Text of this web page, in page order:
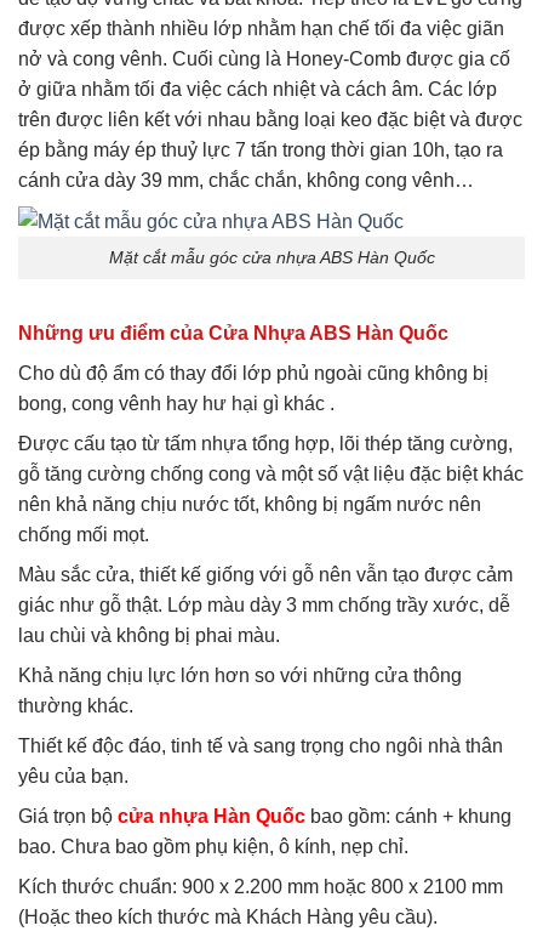
được xếp thành nhiều lớp nhằm hạn chế tối đa việc giãn
nở và cong vênh. Cuối cùng là Honey-Comb được gia cố
ở giữa nhằm tối đa việc cách nhiệt và cách âm. Các lớp
trên được liên kết với nhau bằng loại keo đặc biệt và được
ép bằng máy ép thuỷ lực 7 tấn trong thời gian 10h, tạo ra
cánh cửa dày 39 mm, chắc chắn, không cong vênh…
Mặt cắt mẫu góc cửa nhựa ABS Hàn Quốc
Những ưu điểm của Cửa Nhựa ABS Hàn Quốc
Cho dù độ ẩm có thay đổi lớp phủ ngoài cũng không bị
bong, cong vênh hay hư hại gì khác .
Được cấu tạo từ tấm nhựa tổng hợp, lõi thép tăng cường,
gỗ tăng cường chống cong và một số vật liệu đặc biệt khác
nên khả năng chịu nước tốt, không bị ngấm nước nên
chống mối mọt.
Màu sắc cửa, thiết kế giống với gỗ nên vẫn tạo được cảm
giác như gỗ thật. Lớp màu dày 3 mm chống trầy xước, dễ
lau chùi và không bị phai màu.
Khả năng chịu lực lớn hơn so với những cửa thông
thường khác.
Thiết kế độc đáo, tinh tế và sang trọng cho ngôi nhà thân
yêu của bạn.
Giá trọn bộ cửa nhựa Hàn Quốc bao gồm: cánh + khung
bao. Chưa bao gồm phụ kiện, ô kính, nẹp chỉ.
Kích thước chuẩn: 900 x 2.200 mm hoặc 800 x 2100 mm
(Hoặc theo kích thước mà Khách Hàng yêu cầu).